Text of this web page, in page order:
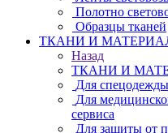
Полотно
Образцы тканей
ТКАНИ И
Назад
ТКАНИ И
Для спецодежды
Для
сервиса
Для защиты от